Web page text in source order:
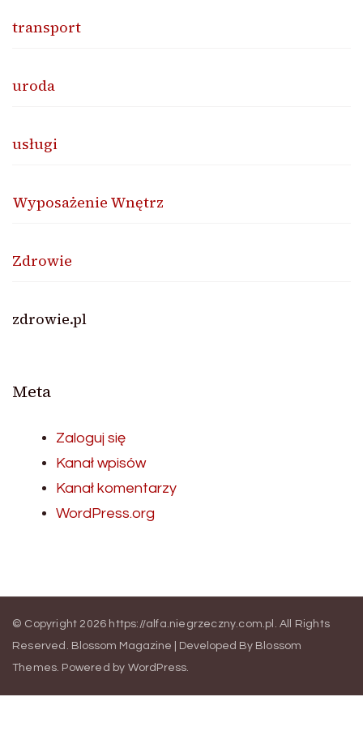
transport
uroda
usługi
Wyposażenie Wnętrz
Zdrowie
zdrowie.pl
Meta
Zaloguj się
Kanał wpisów
Kanał komentarzy
WordPress.org
© Copyright 2026 https://alfa.niegrzeczny.com.pl . All Rights
Reserved. Blossom Magazine | Developed By Blossom
Themes. Powered by WordPress.